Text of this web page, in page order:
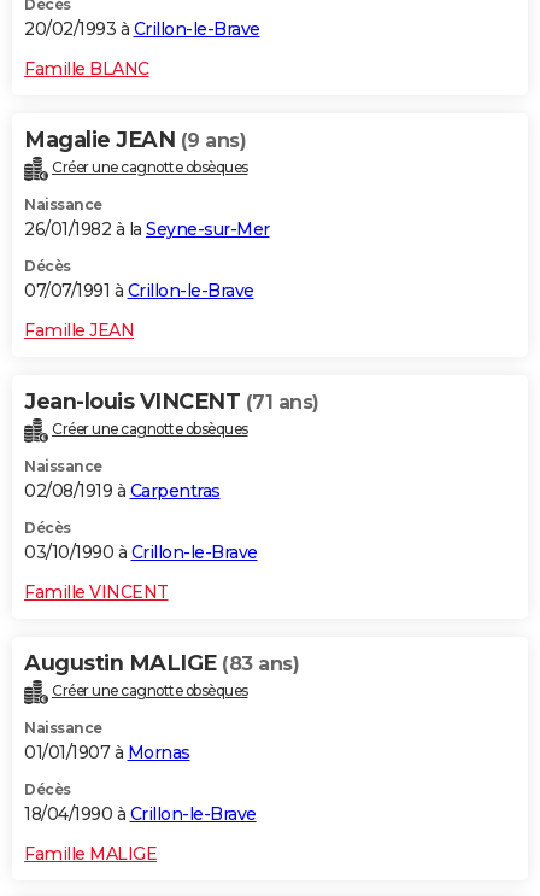
Décès
20/02/1993 à Crillon-le-Brave
Famille BLANC
Magalie JEAN (9 ans)
Créer une cagnotte obsèques
Naissance
26/01/1982 à la Seyne-sur-Mer
Décès
07/07/1991 à Crillon-le-Brave
Famille JEAN
Jean-louis VINCENT (71 ans)
Créer une cagnotte obsèques
Naissance
02/08/1919 à Carpentras
Décès
03/10/1990 à Crillon-le-Brave
Famille VINCENT
Augustin MALIGE (83 ans)
Créer une cagnotte obsèques
Naissance
01/01/1907 à Mornas
Décès
18/04/1990 à Crillon-le-Brave
Famille MALIGE